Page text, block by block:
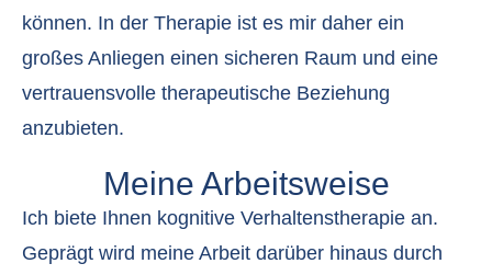
können. In der Therapie ist es mir daher ein
großes Anliegen einen sicheren Raum und eine
vertrauensvolle therapeutische Beziehung
anzubieten.
Meine Arbeitsweise
Ich biete Ihnen kognitive Verhaltenstherapie an.
Geprägt wird meine Arbeit darüber hinaus durch